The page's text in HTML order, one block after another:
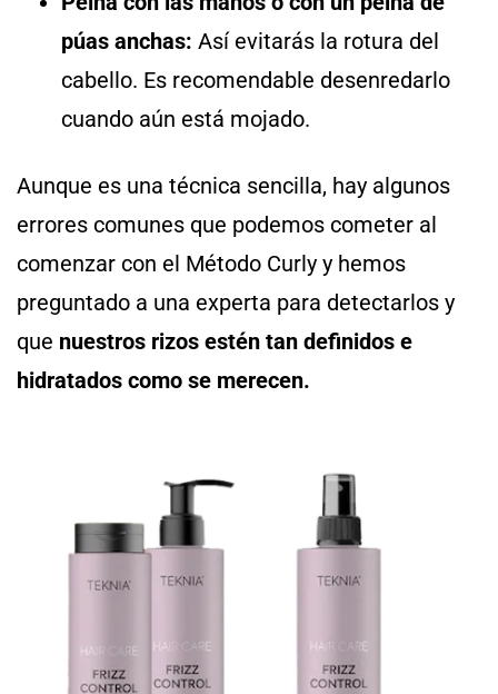
púas anchas: Así evitarás la rotura del
cabello. Es recomendable desenredarlo
cuando aún está mojado.
Aunque es una técnica sencilla, hay algunos
errores comunes que podemos cometer al
comenzar con el Método Curly y hemos
preguntado a una experta para detectarlos y
que nuestros rizos estén tan definidos e
hidratados como se merecen.